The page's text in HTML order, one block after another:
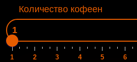
Количество кофеен
1 2 3 4 5 6